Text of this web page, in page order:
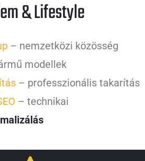
& Lifestyle
– nemzetközi közösség
modellek
– professzionális takarítás
– technikai